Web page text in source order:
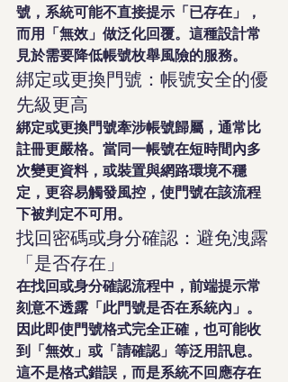
號，系統可能不直接提示「已存在」，
而用「無效」做泛化回覆。這種設計常
見於需要降低帳號枚舉風險的服務。
綁定或更換門號：帳號安全的優
先級更高
綁定或更換門號牽涉帳號歸屬，通常比
註冊更嚴格。當同一帳號在短時間內多
次變更資料，或裝置與網路環境不穩
定，更容易觸發風控，使門號在該流程
下被判定不可用。
找回密碼或身分確認：避免洩露
「是否存在」
在找回或身分確認流程中，前端提示常
刻意不透露「此門號是否在系統內」。
因此即使門號格式完全正確，也可能收
到「無效」或「請確認」等泛用訊息。
這不是格式錯誤，而是系統不回應存在